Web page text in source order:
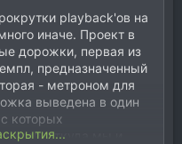
playback'ов на
иначе. Проект в
дорожки, первая из
предназначенный
- метроном для
выведена в один
которых
откуда мы и